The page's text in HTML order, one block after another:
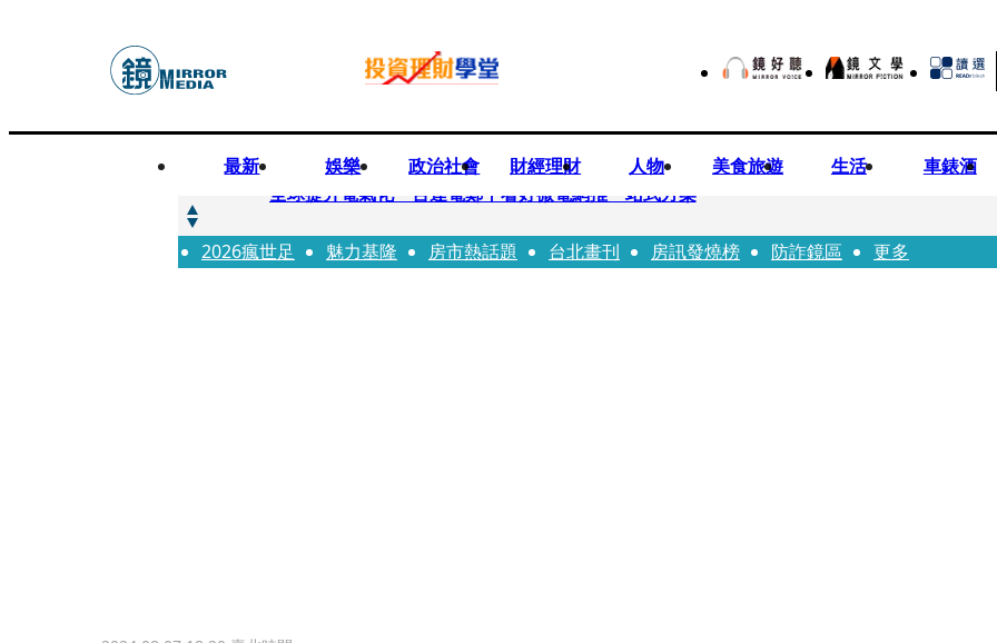
最新 娛樂 政治社會 財經理財 人物 美食旅遊 生活 車錶酒
快訊
全球提升電氣化 台達電鄭平看好微電網推一站式方案
快訊
又要不副署？立院三讀藍白兒少未來帳戶 政院放話：將採必要憲政作為
2026瘋世足 魅力基隆 房市熱話題 台北畫刊 房訊發燒榜 防詐鏡區 更多